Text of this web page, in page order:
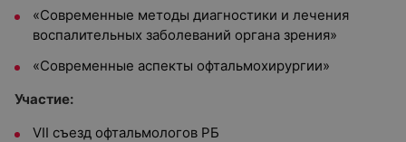
«Современные методы диагностики и лечения
воспалительных заболеваний органа зрения»
«Современные аспекты офтальмохирургии»
Участие:
VII съезд офтальмологов РБ